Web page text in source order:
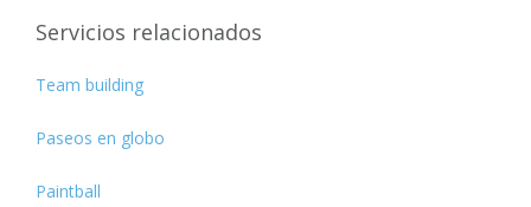
Servicios relacionados
Team building
Paseos en globo
Paintball